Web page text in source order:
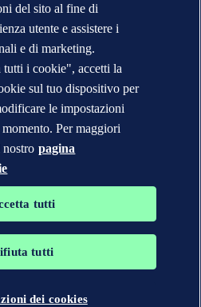
Sociali e Partite I.V.A.
Graphic e Det Norske
del sito al fine di
utente e assistere i
e di marketing.
i cookie", accetti la
sul tuo dispositivo per
le impostazioni
Per maggiori
pagina
tutti
tutti
dei cookies